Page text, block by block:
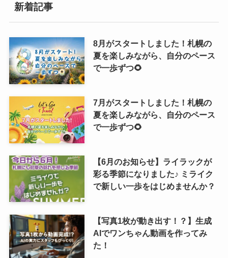
新着記事
8月がスタートしました！札幌の
夏を楽しみながら、自分のペース
で一歩ずつ🌻
7月がスタートしました！札幌の
夏を楽しみながら、自分のペース
で一歩ずつ🌻
【6月のお知らせ】ライラックが
彩る季節になりました♪ ミライク
で新しい一歩をはじめませんか？
【写真1枚が動き出す！？】生成
AIでワンちゃん動画を作ってみ
た！